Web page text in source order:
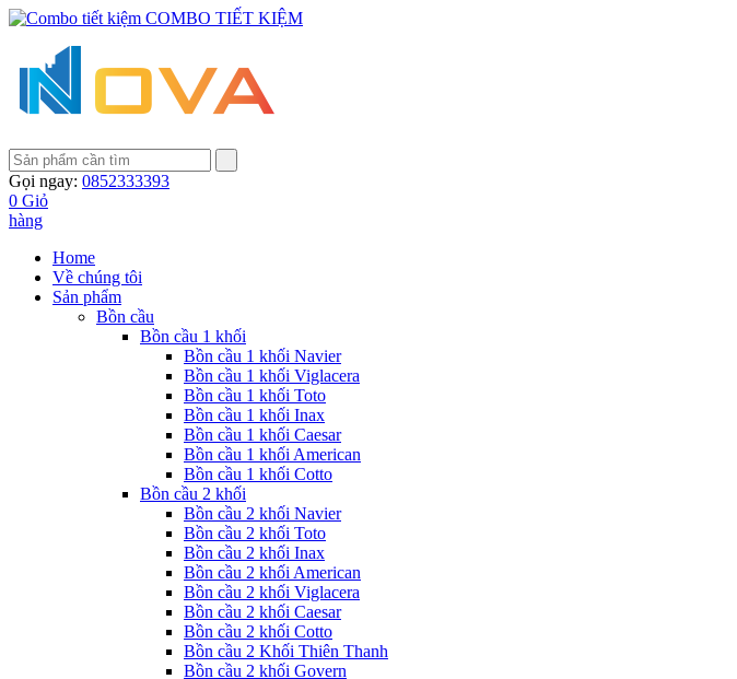
COMBO TIẾT KIỆM
Gọi ngay: 0852333393
0 Giỏ
hàng
Home
Về chúng tôi
Sản phẩm
Bồn cầu
Bồn cầu 1 khối
Bồn cầu 1 khối Navier
Bồn cầu 1 khối Viglacera
Bồn cầu 1 khối Toto
Bồn cầu 1 khối Inax
Bồn cầu 1 khối Caesar
Bồn cầu 1 khối American
Bồn cầu 1 khối Cotto
Bồn cầu 2 khối
Bồn cầu 2 khối Navier
Bồn cầu 2 khối Toto
Bồn cầu 2 khối Inax
Bồn cầu 2 khối American
Bồn cầu 2 khối Viglacera
Bồn cầu 2 khối Caesar
Bồn cầu 2 khối Cotto
Bồn cầu 2 Khối Thiên Thanh
Bồn cầu 2 khối Govern